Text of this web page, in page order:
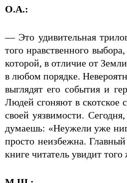
О.А.:
— Это удивительная
того нравственного
которой, в отличие от
в любом порядке.
выглядят его события и
Людей сгоняют в скотское
своей уязвимости.
думаешь: «Неужели уже
просто неизбежна.
книге читатель увидит